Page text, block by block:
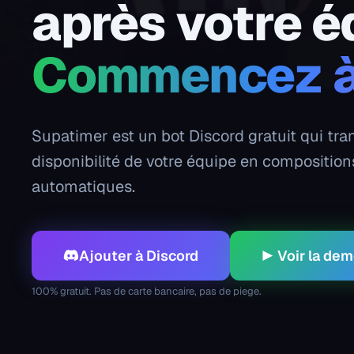
après votre
Commencez
Supatimer est un bot Discord gratuit qui
disponibilité de votre équipe en
automatiques.
Ajouter à Discord ▶ Voir la
100% gratuit. Pas de carte bancaire, pas de piege.